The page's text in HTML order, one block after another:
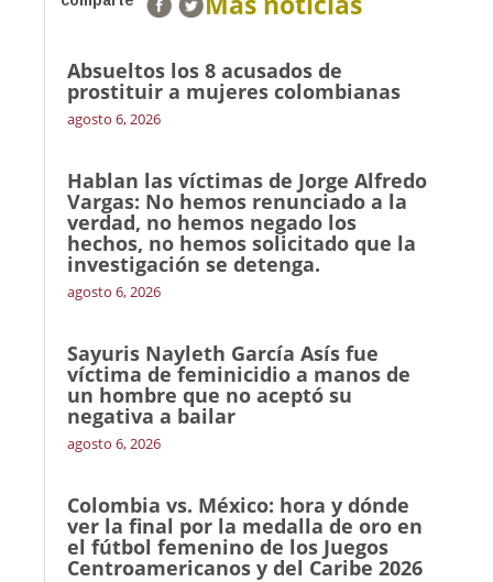
Absueltos los 8 acusados de
prostituir a mujeres colombianas
agosto 6, 2026
Hablan las víctimas de Jorge Alfredo
Vargas: No hemos renunciado a la
verdad, no hemos negado los
hechos, no hemos solicitado que la
investigación se detenga.
agosto 6, 2026
Sayuris Nayleth García Asís fue
víctima de feminicidio a manos de
un hombre que no aceptó su
negativa a bailar
agosto 6, 2026
Colombia vs. México: hora y dónde
ver la final por la medalla de oro en
el fútbol femenino de los Juegos
Centroamericanos y del Caribe 2026